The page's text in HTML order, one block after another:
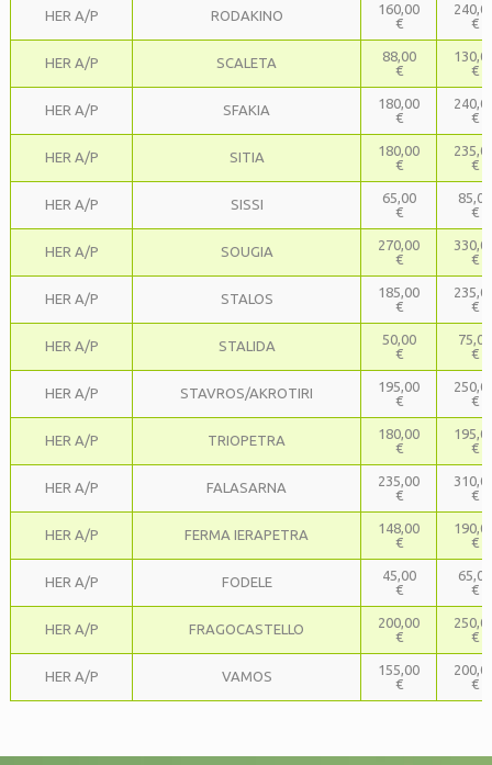
HER A/P RODAKINO
160,00
€
€
HER A/P SCALETA
88,00
€
€
HER A/P SFAKIA
180,00
€
€
HER A/P SITIA
180,00
€
€
HER A/P SISSI
65,00
€
85,00
€
HER A/P SOUGIA
270,00
€
€
HER A/P STALOS
185,00
€
€
HER A/P STALIDA
50,00
€
75,00
€
HER A/P STAVROS/AKROTIRI
195,00
€
€
HER A/P TRIOPETRA
180,00
€
€
HER A/P FALASARNA
235,00
€
€
HER A/P FERMA IERAPETRA
148,00
€
€
HER A/P FODELE
45,00
€
65,00
€
HER A/P FRAGOCASTELLO
200,00
€
€
HER A/P VAMOS
155,00
€
€